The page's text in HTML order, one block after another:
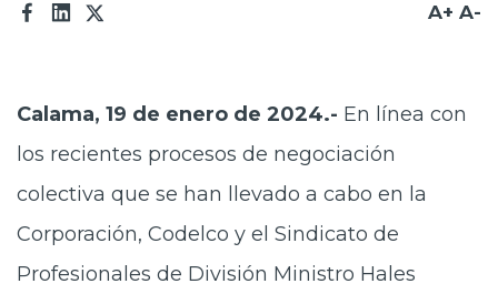
Prensa
Transparencia activa
Canales de denuncia
Proveedores
A+ A-
Calama, 19 de enero de 2024.- En línea con
los recientes procesos de negociación
colectiva que se han llevado a cabo en la
Corporación, Codelco y el Sindicato de
Profesionales de División Ministro Hales